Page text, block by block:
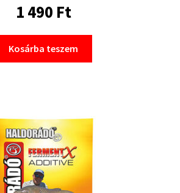
1 490 Ft
Kosárba teszem